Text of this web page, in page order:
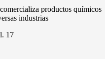
productos químicos
industrias
17